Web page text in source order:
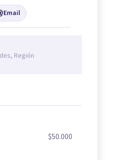
Email
Región
$50.000